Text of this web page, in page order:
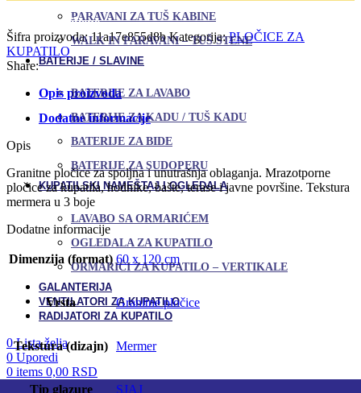
PARAVANI ZA TUŠ KABINE
WALK IN PARAVANI – TUŠ STENE
BATERIJE / SLAVINE
BATERIJE ZA LAVABO
BATERIJE ZA KADU / TUŠ KADU
BATERIJE ZA BIDE
BATERIJE ZA SUDOPERU
KUPATILSKI NAMEŠTAJ I OGLEDALA
LAVABO SA ORMARIĆEM
OGLEDALA ZA KUPATILO
ORMARIĆI ZA KUPATILO – VERTIKALE
GALANTERIJA
VENTILATORI ZA KUPATILO
RADIJATORI ZA KUPATILO
0Lista želja
0 Uporedi
0 items 0,00 RSD
Dodaj u omiljene
Šifra proizvoda:11a17e855d8bKategorija: PLOČICE ZA
KUPATILO
Share:
Opis proizvoda
Dodatne informacije
Opis
Granitne pločice za spoljna i unutrašnja oblaganja. Mrazotporne
pločice za kupatila, hodnike, bašte, terase i javne površine. Tekstura
mermera u 3 boje
Dodatne informacije
Dimenzija (format) 60 x 120 cm
Vrsta Granitne pločice
Tekstura (dizajn) Mermer
Tip glazure SJAJ